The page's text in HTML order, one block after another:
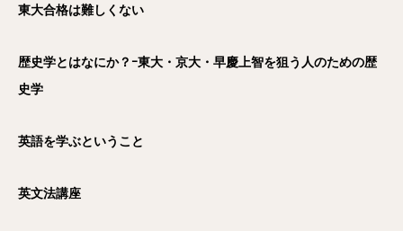
東大合格は難しくない
歴史学とはなにか？ｰ東大・京大・早慶上智を狙う人のための歴
史学
英語を学ぶということ
英文法講座